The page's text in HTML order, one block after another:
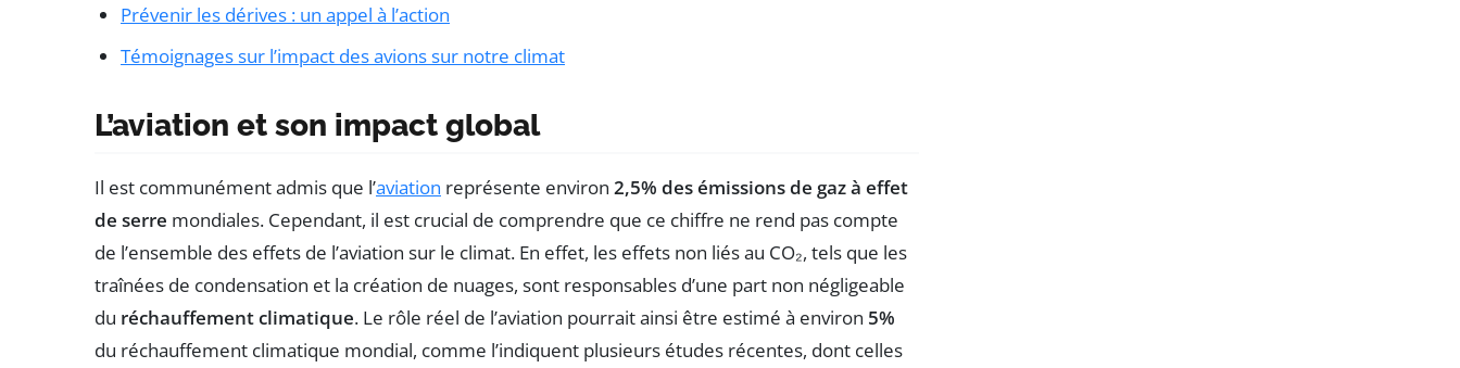
Prévenir les dérives : un appel à l’action
Témoignages sur l’impact des avions sur notre climat
L’aviation et son impact global
Il est communément admis que l’aviation représente environ 2,5% des émissions de gaz à effet
de serre mondiales. Cependant, il est crucial de comprendre que ce chiffre ne rend pas compte
de l’ensemble des effets de l’aviation sur le climat. En effet, les effets non liés au CO₂, tels que les
traînées de condensation et la création de nuages, sont responsables d’une part non négligeable
du réchauffement climatique. Le rôle réel de l’aviation pourrait ainsi être estimé à environ 5%
du réchauffement climatique mondial, comme l’indiquent plusieurs études récentes, dont celles